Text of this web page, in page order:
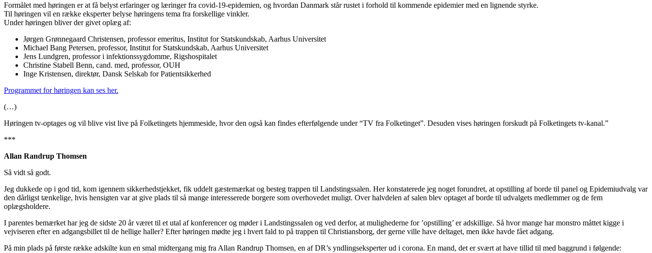
Formålet med høringen er at få belyst erfaringer og læringer fra covid-19-epidemien, og hvordan Danmark står rustet i forhold til kommende epidemier med en lignende styrke.
Til høringen vil en række eksperter belyse høringens tema fra forskellige vinkler.
Under høringen bliver der givet oplæg af:
Jørgen Grønnegaard Christensen, professor emeritus, Institut for Statskundskab, Aarhus Universitet
Michael Bang Petersen, professor, Institut for Statskundskab, Aarhus Universitet
Jens Lundgren, professor i infektionssygdomme, Rigshospitalet
Christine Stabell Benn, cand. med, professor, OUH
Inge Kristensen, direktør, Dansk Selskab for Patientsikkerhed
Programmet for høringen kan ses her.
(…)
Høringen tv-optages og vil blive vist live på Folketingets hjemmeside, hvor den også kan findes efterfølgende under “TV fra Folketinget”. Desuden vises høringen forskudt på Folketingets tv-kanal.”
***
Allan Randrup Thomsen
Så vidt så godt.
Jeg dukkede op i god tid, kom igennem sikkerhedstjekket, fik uddelt gæstemærkat og besteg trappen til Landstingssalen. Her konstaterede jeg noget forundret, at opstilling af borde til panel og Epidemiudvalg var
den dårligst tænkelige, hvis hensigten var at give plads til så mange interesserede borgere som overhovedet muligt. Over halvdelen af salen blev optaget af borde til udvalgets medlemmer og de fem
oplægsholdere.
I parentes bemærket har jeg de sidste 20 år været til et utal af konferencer og møder i Landstingssalen og ved derfor, at mulighederne for ’opstilling’ er adskillige. Så hvor mange har monstro måttet kigge i
vejviseren efter en adgangsbillet til de hellige haller? Efter høringen mødte jeg i hvert fald to på trappen til Christiansborg, der gerne ville have deltaget, men ikke havde fået adgang.
På min plads på første række adskilte kun en smal midtergang mig fra Allan Randrup Thomsen, en af DR’s yndlingseksperter ud i corona. En mand, det er svært at have tillid til med baggrund i følgende: